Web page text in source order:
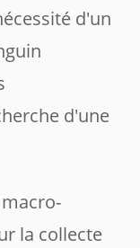
d'un
d'une
la collecte